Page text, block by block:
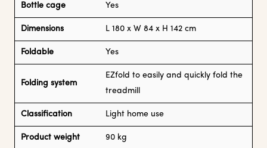
Bottle cage Yes
Dimensions L 180 x W 84 x H 142 cm
Foldable Yes
Folding system
EZfold to easily and quickly fold the
treadmill
Classification Light home use
Product weight 90 kg